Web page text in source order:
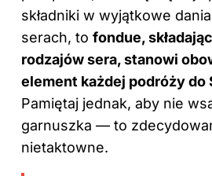
składniki w wyjątkowe
serach, to fondue,
rodzajów sera, stanowi
element każdej podróży do
Pamiętaj jednak, aby nie
garnuszka — to
nietaktowne.